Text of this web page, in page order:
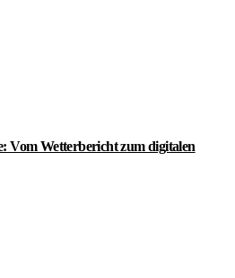
Vom Wetterbericht zum digitalen